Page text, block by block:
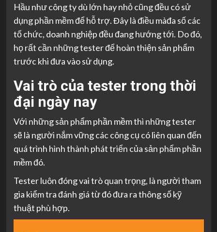
Hầu như công ty dù lớn hay nhỏ cũng đều có sử
dụng phần mềm để hỗ trợ. Đây là điều màđa số các
tổ chức, doanh nghiệp đều đang hướng tới. Do đó,
họ rất cần những tester để hoàn thiện sản phẩm
trước khi đưa vào sử dụng.
Vai trò của tester trong thời
đại ngày nay
Với những sản phẩm phần mềm thì những tester
sẽ là người nắm vững các công cụ có liên quan đến
quá trình hình thành phát triển của sản phẩm phần
mềm đó.
Tester luôn đóng vai trò quan trọng, là người tham
gia kiểm tra đánh giá từ đó đưa ra thông số kỹ
thuật phù hợp.